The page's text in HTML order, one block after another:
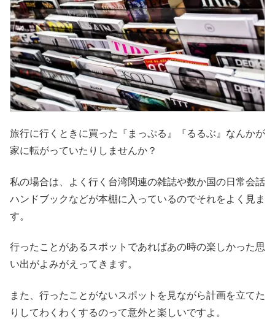
旅行に行くときに買った『まっぷる』『るるぶ』なんかが
家に転がっていたりしませんか？
私の場合は、よく行く台湾関連の雑誌や数か国の日常会話
ハンドブックなどが本棚に入っているのでそれをよく見ま
す。
行ったことがあるスポットであればあの時の楽しかった思
い出がよみがえってきます。
また、行ったことがないスポットを見ながら計画を立てた
りしてわくわくするのって意外と楽しいですよ。